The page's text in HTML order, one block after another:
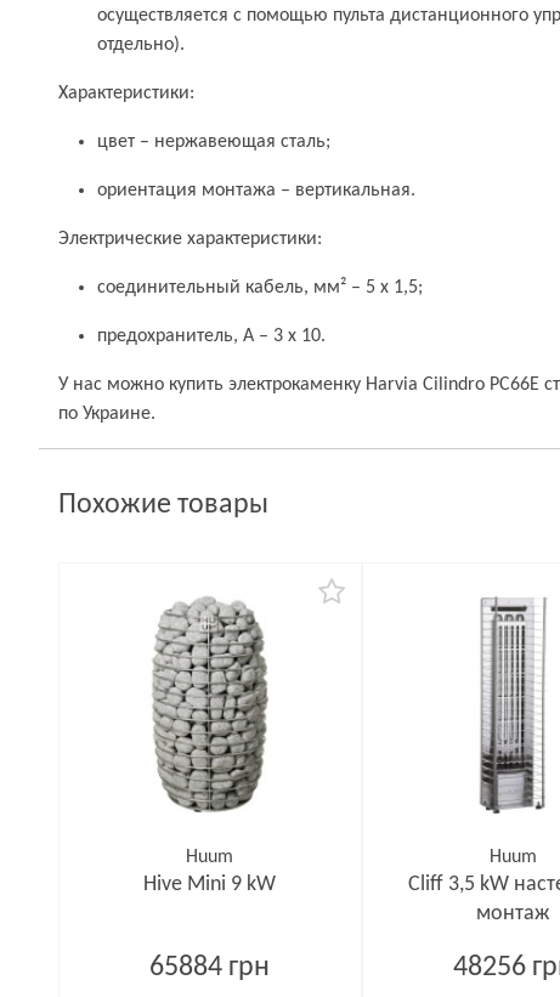
осуществляется с помощью пульта дистанционного
отдельно).
Характеристики:
цвет – нержавеющая сталь;
ориентация монтажа – вертикальная.
Электрические характеристики:
соединительный кабель, мм² – 5 х 1,5;
предохранитель, A – 3 х 10.
У нас можно купить электрокаменку Harvia Cilindro PC66E
по Украине.
Похожие товары
Huum
Hive Mini 9 kW
65884 грн
Huum
Cliff 3,5 kW
монтаж
48256